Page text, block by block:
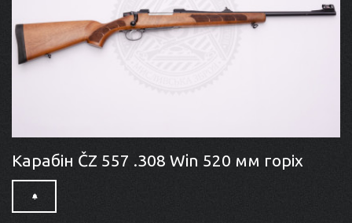
Карабін ČZ 557 .308 Win 520 мм горіх